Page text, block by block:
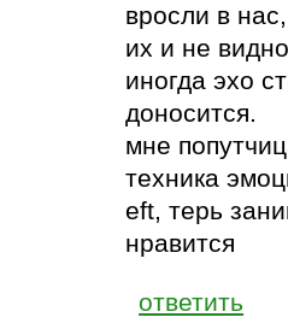
вросли в
их и не
иногда эхо
доносится.
мне
техника
eft, терь
нравится
ответить